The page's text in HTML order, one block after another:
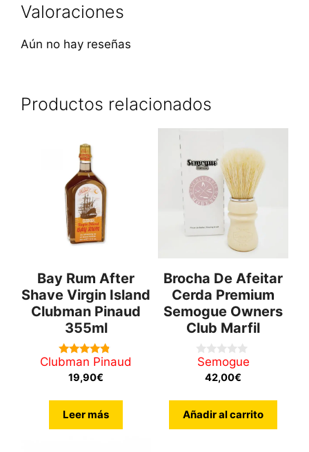
Valoraciones
Aún no hay reseñas
Productos relacionados
Bay Rum After
Shave Virgin Island
Clubman Pinaud
355ml
4.60
de 5
Clubman Pinaud
19,90€
Leer más
Brocha De Afeitar
Cerda Premium
Semogue Owners
Club Marfil
0
Semogue
42,00€
Añadir al carrito